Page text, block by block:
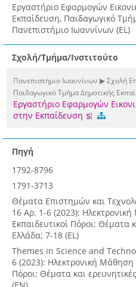
Εργαστήριο Εφαρμογών
Εκπαίδευση, Παιδαγωγικό
Πανεπιστήμιο Ιωαννίνων (EL)
Σχολή/Τμήμα/Ινστιτούτο
Πανεπιστήμιο Ιωαννίνων ▶ Σχολή
Παιδαγωγικό Τμήμα Δημοτικής
Eργαστήριο Εφαρμογών
στην Εκπαίδευση
Πηγή
1792-8796
1791-3713
Θέματα Επιστημών και
16 Αρ. 1-6 (2023):
Εκπαιδευτικοί Πόροι: Θέματα
Ελλάδα; 7-18 (EL)
Themes in Science and
6 (2023): Ηλεκτρονική Μάθηση
Πόροι: Θέματα και